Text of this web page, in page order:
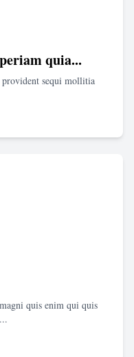
quia...
sequi mollitia
quis enim qui quis